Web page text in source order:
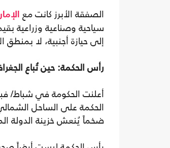
الصفقة الأبرز كانت مع
إلى حيازة أجنبية، لا بمنطق
رأس الحكمة: حين تُباع
الحكمة على الساحل الشمالي
ضخماً يُنعش خزينة الدولة